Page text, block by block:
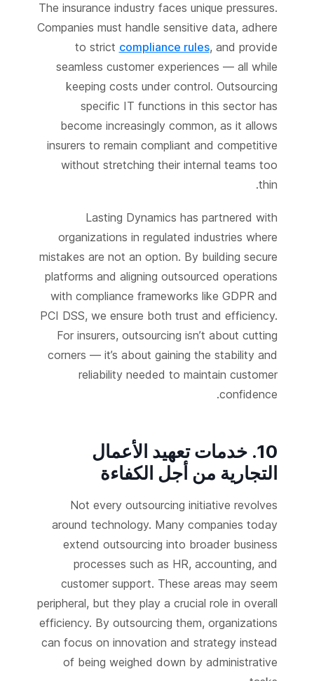
The insurance industry faces unique pressures.
Companies must handle sensitive data, adhere
to strict compliance rules, and provide
seamless customer experiences — all while
keeping costs under control. Outsourcing
specific IT functions in this sector has
become increasingly common, as it allows
insurers to remain compliant and competitive
without stretching their internal teams too
thin.
Lasting Dynamics has partnered with
organizations in regulated industries where
mistakes are not an option. By building secure
platforms and aligning outsourced operations
with compliance frameworks like GDPR and
PCI DSS, we ensure both trust and efficiency.
For insurers, outsourcing isn’t about cutting
corners — it’s about gaining the stability and
reliability needed to maintain customer
confidence.
10. خدمات تعهيد الأعمال
التجارية من أجل الكفاءة
Not every outsourcing initiative revolves
around technology. Many companies today
extend outsourcing into broader business
processes such as HR, accounting, and
customer support. These areas may seem
peripheral, but they play a crucial role in overall
efficiency. By outsourcing them, organizations
can focus on innovation and strategy instead
of being weighed down by administrative